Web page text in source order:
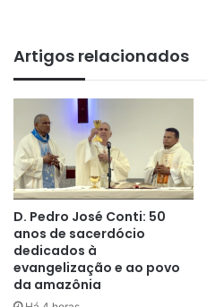
Artigos relacionados
D. Pedro José Conti: 50
anos de sacerdócio
dedicados à
evangelização e ao povo
da amazônia